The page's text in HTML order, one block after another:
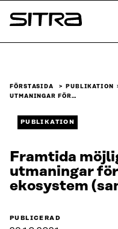
Skip to
content
Sitra
FÖRSTASIDA PUBLIKATION
UTMANINGAR FÖR…
PUBLIKATION
Framtida
utmaningar
ekosystem
PUBLICERAD